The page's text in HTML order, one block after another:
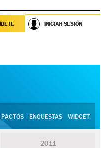
INICIAR SESIÓN
ENCUESTAS WIDGET
2011